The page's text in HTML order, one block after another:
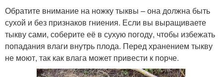
Обратите внимание на ножку тыквы – она должна быть
сухой и без признаков гниения. Если вы выращиваете
тыкву сами, соберите её в сухую погоду, чтобы избежать
попадания влаги внутрь плода. Перед хранением тыкву
не моют, так как влага может привести к порче.